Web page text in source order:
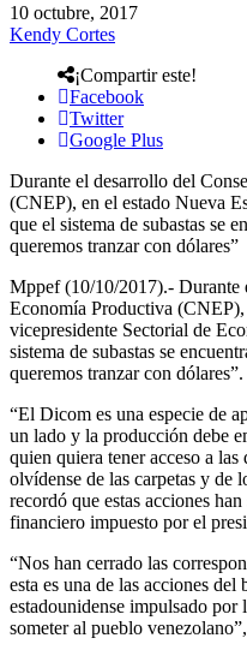
10 octubre, 2017
Kendy Cortes
¡Compartir este!
Facebook
Twitter
Google Plus
Durante el desarrollo del
(CNEP), en el estado Nueva
que el sistema de subastas se
queremos tranzar con dólares”
Mppef (10/10/2017).- Durante
Economía Productiva
vicepresidente Sectorial de
sistema de subastas se
queremos tranzar con dólares”.
“El Dicom es una especie de
un lado y la producción debe
quien quiera tener acceso a
olvídense de las carpetas y de
recordó que estas acciones
financiero impuesto por el
“Nos han cerrado las
esta es una de las acciones
estadounidense impulsado por
someter al pueblo